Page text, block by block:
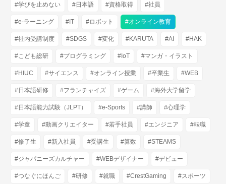
#学びを止めない #日本語 #資格取得 #社員
#e-ラーニング #IT #ロボット #オンライン教育
#社内受講制度 #SDGS #変化 #KARUTA #AI #HAK
#こども総研 #プログラミング #IoT #マンガ・イラスト
#HIUC #サイエンス #オンライン授業 #卒業生 #WEB
#日本語研修 #フランチャイズ #ゲーム #海外大学留学
#日本語能力試験（JLPT） #e-Sports #講師 #心理学
#学童 #動画クリエイター #若手社員 #エンジニア #転職
#修了生 #新入社員 #受講生 #算数 #STEAMS
#ジャパニーズカルチャー #WEBデザイナー #デビュー
#つなぐにほんご #研修 #就職 #CrestGaming #スポーツ